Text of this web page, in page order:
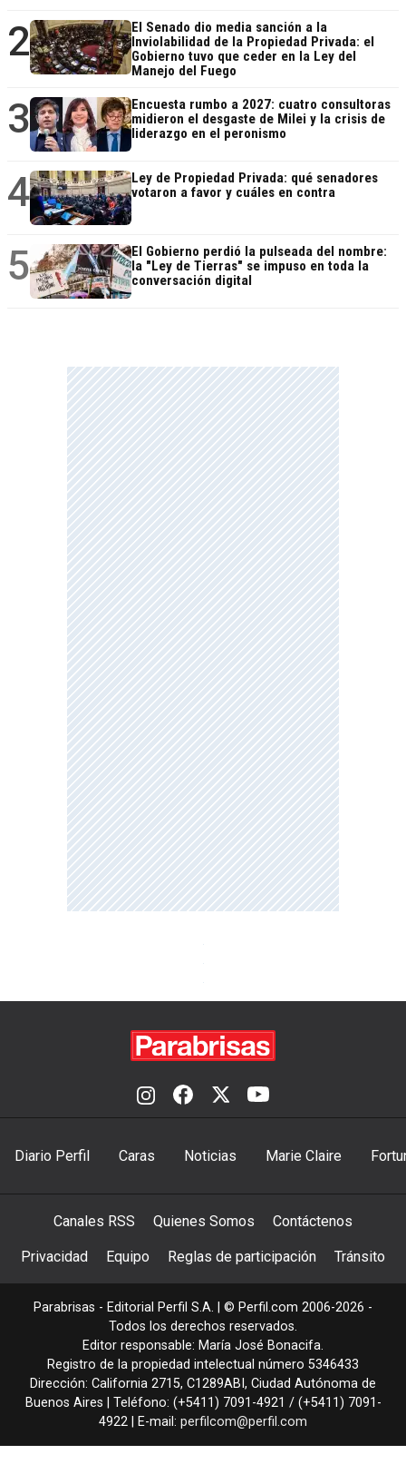
2
El Senado dio media sanción a la
Inviolabilidad de la Propiedad Privada: el
Gobierno tuvo que ceder en la Ley del
Manejo del Fuego
3
Encuesta rumbo a 2027: cuatro consultoras
midieron el desgaste de Milei y la crisis de
liderazgo en el peronismo
4
Ley de Propiedad Privada: qué senadores
votaron a favor y cuáles en contra
5
El Gobierno perdió la pulseada del nombre:
la "Ley de Tierras" se impuso en toda la
conversación digital
Diario Perfil Caras Noticias Marie Claire
Canales RSS Quienes Somos Contáctenos
Privacidad Equipo Reglas de participación Tránsito
Parabrisas - Editorial Perfil S.A. | © Perfil.com 2006-2026 -
Todos los derechos reservados.
Editor responsable: María José Bonacifa.
Registro de la propiedad intelectual número 5346433
Dirección: California 2715, C1289ABI , Ciudad Autónoma de
Buenos Aires | Teléfono: (+5411) 7091-4921 / (+5411) 7091-
4922 | E-mail: perfilcom@perfil.com